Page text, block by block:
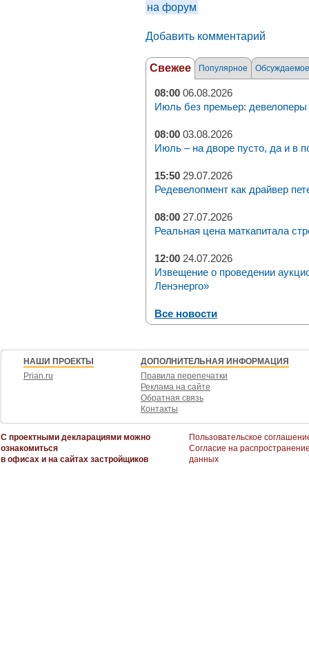
на форум
Добавить комментарий
Свежее Популярное Обсуждаемое
08:00 06.08.2026
Июль без премьер: девелоперы
08:00 03.08.2026
Июль – на дворе пусто, да и в
15:50 29.07.2026
Редевелопмент как драйвер
08:00 27.07.2026
Реальная цена маткапитала
12:00 24.07.2026
Извещение о проведении
Ленэнерго»
Все новости
НАШИ ПРОЕКТЫ
Prian.ru
ДОПОЛНИТЕЛЬНАЯ ИНФОРМАЦИЯ
Правила перепечатки
Реклама на сайте
Обратная связь
Контакты
С проектными декларациями можно
ознакомиться
в офисах и на сайтах застройщиков
Пользовательское
Согласие на
данных